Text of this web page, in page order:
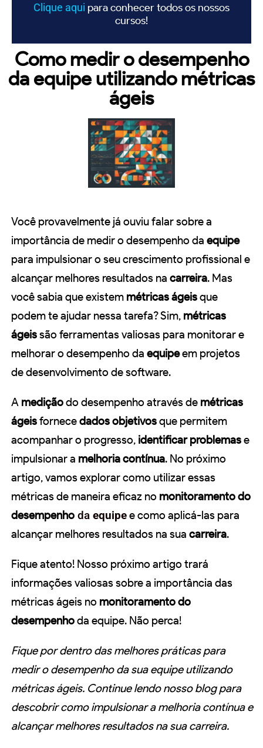
Clique aqui para conhecer todos os nossos
cursos!
Como medir o desempenho
da equipe utilizando métricas
ágeis
Você provavelmente já ouviu falar sobre a
importância de medir o desempenho da equipe
para impulsionar o seu crescimento profissional e
alcançar melhores resultados na carreira. Mas
você sabia que existem métricas ágeisque
podem te ajudar nessa tarefa? Sim, métricas
ágeissão ferramentas valiosas para monitorar e
melhorar o desempenho da equipeem projetos
de desenvolvimento de software.
A mediçãodo desempenho através de métricas
ágeisfornecedados objetivosque permitem
acompanhar o progresso, identificar problemase
impulsionar a melhoria contínua. No próximo
artigo, vamos explorar como utilizar essas
métricas de maneira eficaz no monitoramento do
desempenho da equipee como aplicá-las para
alcançar melhores resultados na sua carreira.
Fique atento! Nosso próximo artigo trará
informações valiosas sobre a importância das
métricas ágeis no monitoramento do
desempenhoda equipe. Não perca!
Fique por dentro das melhores práticas para
medir o desempenho da sua equipe utilizando
métricas ágeis. Continue lendo nosso blog para
descobrir como impulsionar a melhoria contínua e
alcançar melhores resultados na sua carreira.